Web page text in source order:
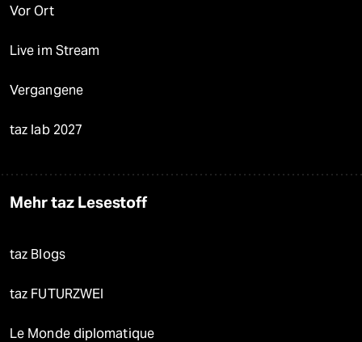
Vor Ort
Live im Stream
Vergangene
taz lab 2027
Mehr taz Lesestoff
taz Blogs
taz FUTURZWEI
Le Monde diplomatique